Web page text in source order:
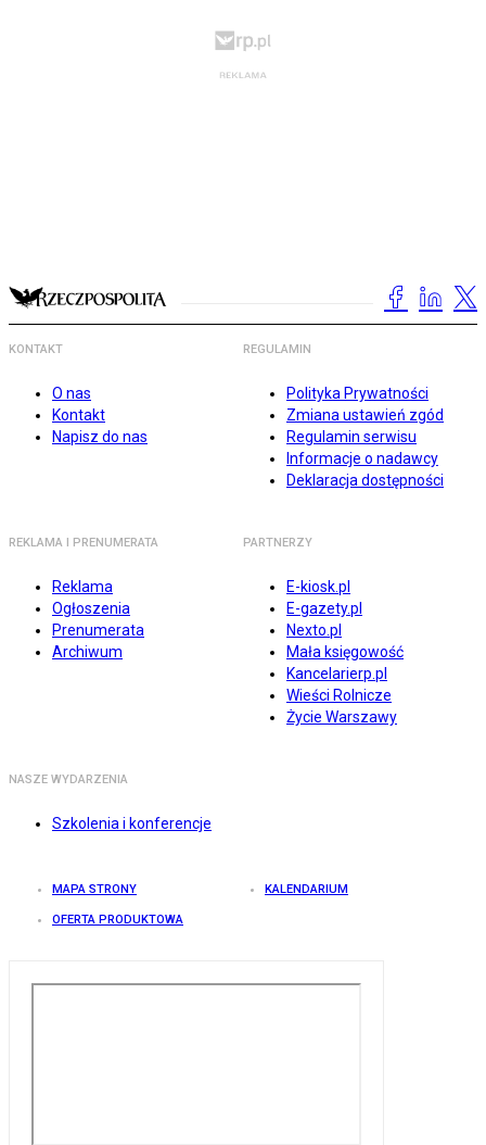
KONTAKT
O nas
Kontakt
Napisz do nas
REGULAMIN
Polityka Prywatności
Zmiana ustawień zgód
Regulamin serwisu
Informacje o nadawcy
Deklaracja dostępności
REKLAMA I PRENUMERATA
Reklama
Ogłoszenia
Prenumerata
Archiwum
PARTNERZY
E-kiosk.pl
E-gazety.pl
Nexto.pl
Mała księgowość
Kancelarierp.pl
Wieści Rolnicze
Życie Warszawy
NASZE WYDARZENIA
Szkolenia i konferencje
MAPA STRONY KALENDARIUM
OFERTA PRODUKTOWA